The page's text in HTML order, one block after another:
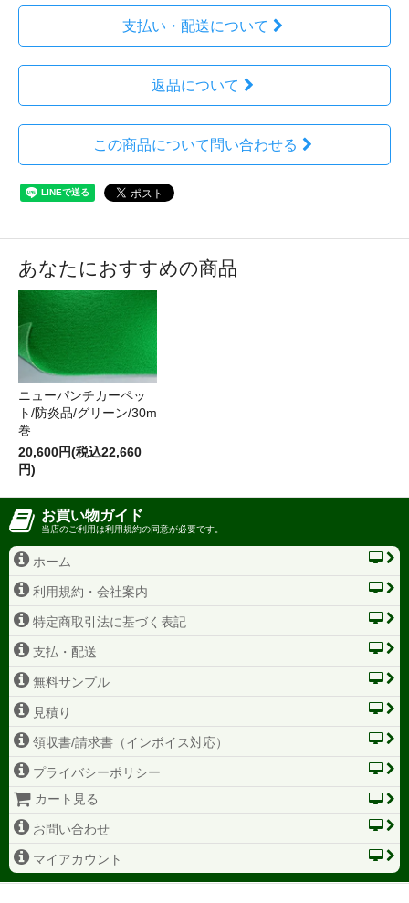
支払い・配送について
返品について
この商品について問い合わせる
あなたにおすすめの商品
ニューパンチカーペッ
ト/防炎品/グリーン/30m
巻
20,600円(税込22,660
円)
お買い物ガイド
当店のご利用は利用規約の同意が必要です。
ホーム
利用規約・会社案内
特定商取引法に基づく表記
支払・配送
無料サンプル
見積り
領収書/請求書（インボイス対応）
プライバシーポリシー
カート見る
お問い合わせ
マイアカウント